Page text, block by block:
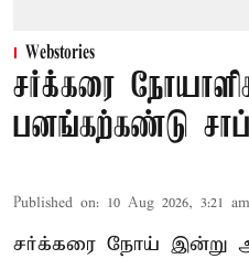
Webstories
சர்க்கரை
பனங்கற்கண்டு
Published on: 10 Aug 2026, 3:21 am
சர்க்கரை நோய் இன்று